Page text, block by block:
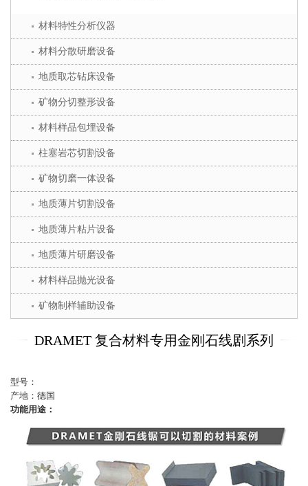
材料特性分析仪器
材料分散研磨设备
地质取芯钻床设备
矿物分切整形设备
材料样品包埋设备
柱塞岩芯切割设备
矿物切磨一体设备
地质薄片切割设备
地质薄片粘片设备
地质薄片研磨设备
材料样品抛光设备
矿物制样辅助设备
DRAMET 复合材料专用金刚石线剧系列
型号：
产地：德国
功能用途：